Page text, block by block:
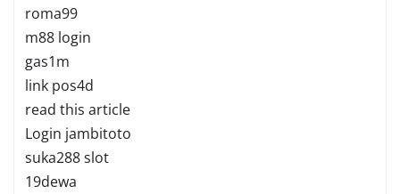
roma99
m88 login
gas1m
link pos4d
read this article
Login jambitoto
suka288 slot
19dewa